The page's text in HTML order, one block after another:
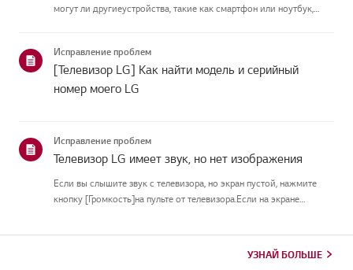
могут ли другиеустройства, такие как смартфон или ноутбук,
Исправление проблем
[Телевизор LG] Как найти модель и серийный
номер моего LG
Исправление проблем
Телевизор LG имеет звук, но нет изображения
Если вы слышите звук с телевизора, но экран пустой, нажмите
кнопку [Громкость]на пульте от телевизора.Если на экране
УЗНАЙ БОЛЬШЕ